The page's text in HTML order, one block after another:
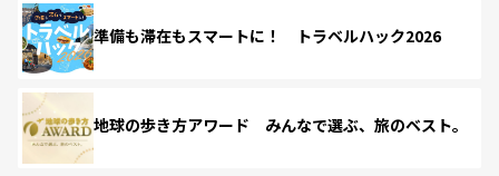
準備も滞在もスマートに！ トラベルハック2026
地球の歩き方アワード みんなで選ぶ、旅のベスト。